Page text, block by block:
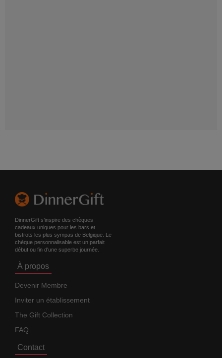
DinnerGift s’inspire des chèques
cadeaux uniques pour les bars et
bistrots les plus sympas de Belgique. Le
chèque personnalisable est un parfait
début ou fin d'une superbe journée.
À propos
Devenir Membre
Inviter un établissement
The Gift Collection
FAQ
Contact